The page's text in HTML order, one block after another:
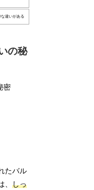
違いがある
の秘
たバル
、しっ